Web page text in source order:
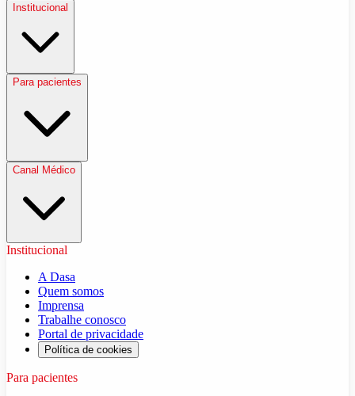
Institucional
Para pacientes
Canal Médico
Institucional
A Dasa
Quem somos
Imprensa
Trabalhe conosco
Portal de privacidade
Política de cookies
Para pacientes